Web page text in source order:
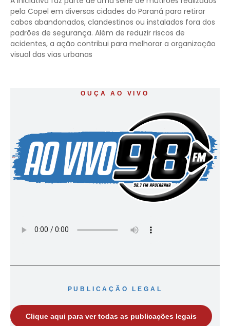
pela Copel em diversas cidades do Paraná para retirar
cabos abandonados, clandestinos ou instalados fora dos
padrões de segurança. Além de reduzir riscos de
acidentes, a ação contribui para melhorar a organização
visual das vias urbanas
OUÇA AO VIVO
PUBLICAÇÃO LEGAL
Clique aqui para ver todas as publicações legais